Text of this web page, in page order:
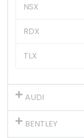
NSX
RDX
TLX
AUDI
BENTLEY